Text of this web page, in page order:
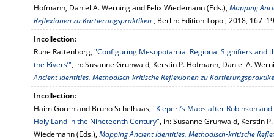
Hofmann, Daniel A. Werning and Felix Wiedemann (Eds.), Mapping
Reflexionen zu Kartierungspraktiken, Berlin: Edition Topoi, 2018,
Incollection:
Rune Rattenborg, "Configuring Mesopotamia. Regional Signifiers and
the Rivers’", in: Susanne Grunwald, Kerstin P. Hofmann, Daniel A.
Ancient Identities. Methodisch-kritische Reflexionen zu
Incollection:
Haim Goren and Bruno Schelhaas, "Kiepert’s Maps after Robinson
Holy Land in the Nineteenth Century", in: Susanne Grunwald, Kerstin
Wiedemann (Eds.), Mapping Ancient Identities. Methodisch-kritische